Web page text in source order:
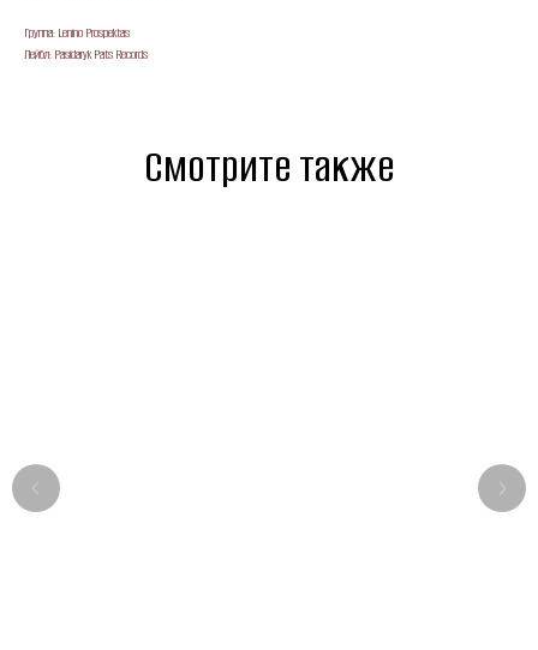
Группа: Lenino Prospektas
Лейбл: Pasidaryk Pats Records
Смотрите также